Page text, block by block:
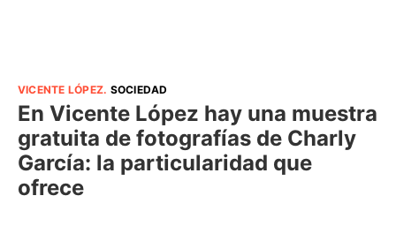
VICENTE LÓPEZ. SOCIEDAD
En Vicente López hay una muestra
gratuita de fotografías de Charly
García: la particularidad que
ofrece